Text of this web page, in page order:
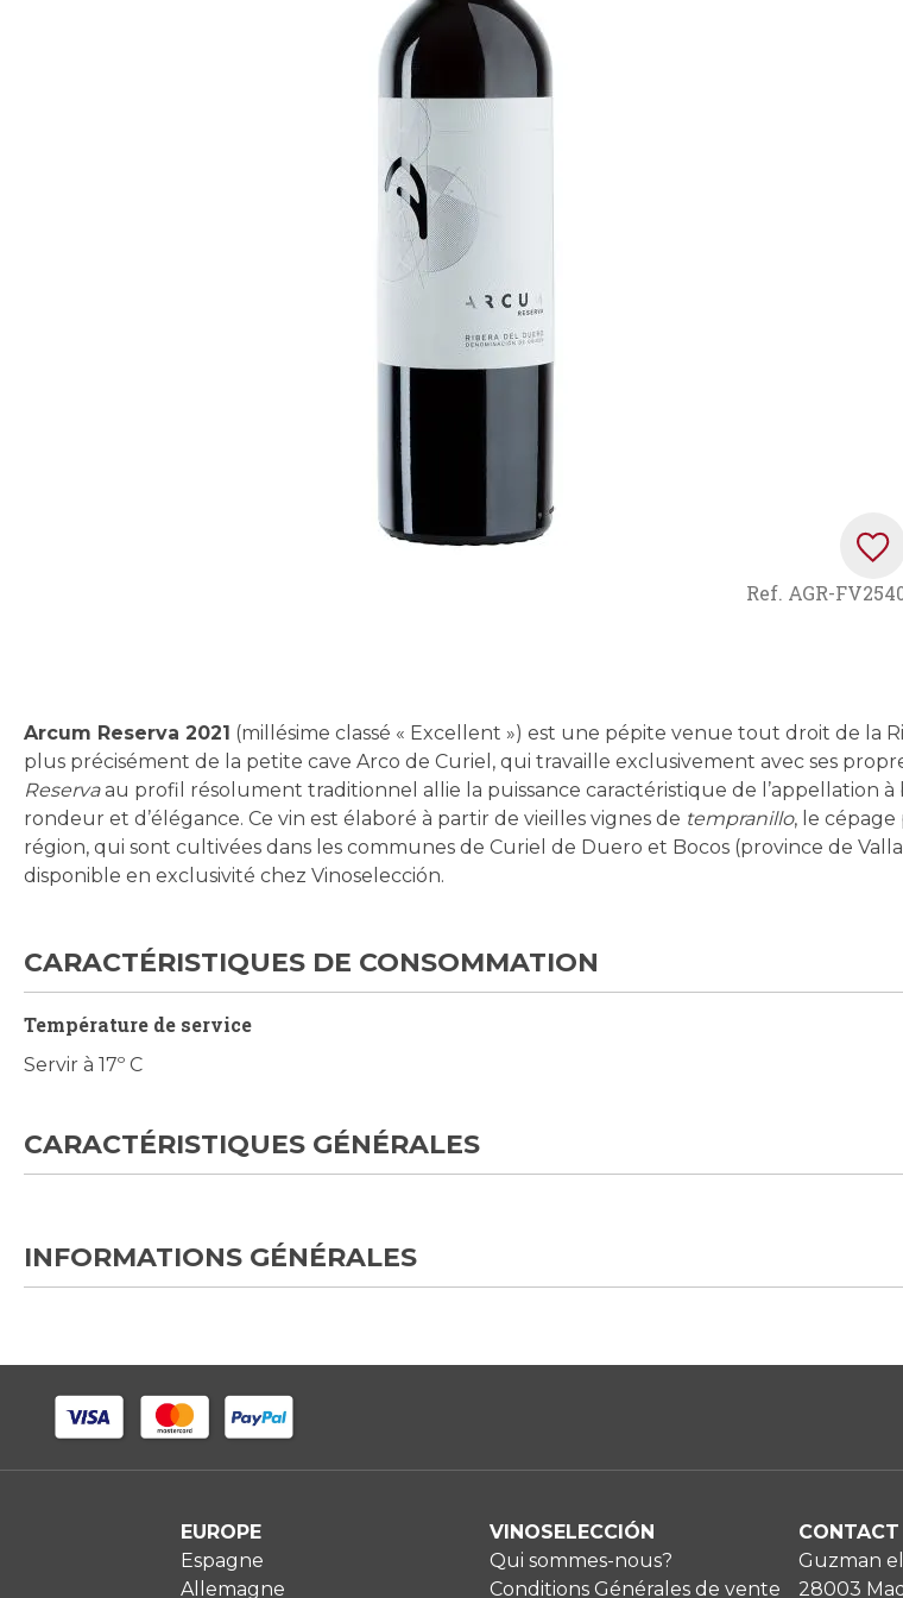
of
the
images
gallery
Ref. AGR-
Arcum Reserva 2021 (millésime classé « Excellent ») est une pépite venue tout droit de la
plus précisément de la petite cave Arco de Curiel, qui travaille exclusivement avec ses
Reservaau profil résolument traditionnel allie la puissance caractéristique de l’appellation
rondeur et d’élégance. Ce vin est élaboré à partir de vieilles vignes de tempranillo, le
région, qui sont cultivées dans les communes de Curiel de Duero et Bocos (province de
disponible en exclusivité chez Vinoselección.
CARACTÉRISTIQUES DE CONSOMMATION
Température de service
Servir à 17º C
CARACTÉRISTIQUES GÉNÉRALES
INFORMATIONS GÉNÉRALES
EUROPE
Espagne
Allemagne
VINOSELECCIÓN
Qui sommes-nous?
Conditions Générales de vente
CONTACT
Guzman
28003